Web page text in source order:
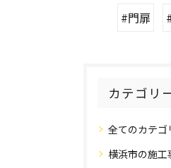
#門扉
カテゴリ
全てのカテゴ
横浜市の施工